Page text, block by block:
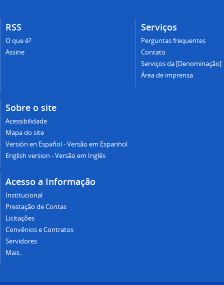
Serviços
Perguntas frequentes
Contato
Serviços da [Denominação]
Área de imprensa
RSS
O que é?
Assine
Sobre o site
Acessibilidade
Mapa do site
Versión en Español - Versão em Espanhol
English version - Versão em Inglês
Acesso a Informação
Institucional
Prestação de Contas
Licitações
Convênios e Contratos
Servidores
Mais..